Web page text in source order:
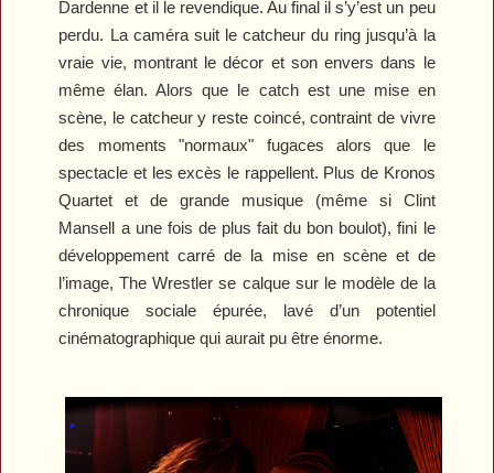
Dardenne et il le revendique. Au final il s’y’est un peu
perdu. La caméra suit le catcheur du ring jusqu’à la
vraie vie, montrant le décor et son envers dans le
même élan. Alors que le catch est une mise en
scène, le catcheur y reste coincé, contraint de vivre
des moments "normaux" fugaces alors que le
spectacle et les excès le rappellent. Plus de Kronos
Quartet et de grande musique (même si Clint
Mansell a une fois de plus fait du bon boulot), fini le
développement carré de la mise en scène et de
l’image,The Wrestler se calque sur le modèle de la
chronique sociale épurée, lavé d’un potentiel
cinématographique qui aurait pu être énorme.